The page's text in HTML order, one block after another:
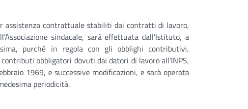
assistenza contrattuale stabiliti dai contratti di lavoro,
sindacale, sarà effettuata dall’Istituto, a
purché in regola con gli obblighi contributivi,
obbligatori dovuti dai datori di lavoro all’INPS,
1969, e successive modificazioni, e sarà operata
periodicità.